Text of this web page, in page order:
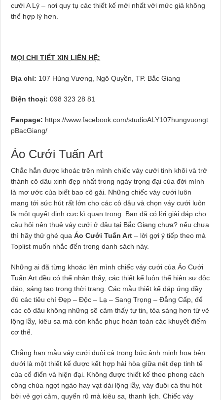
cưới A Lý – nơi quy tụ các thiết kế mới nhất với mức giá không
thể hợp lý hơn.
MỌI CHI TIẾT XIN LIÊN HỆ:
Địa chỉ: 107 Hùng Vương, Ngô Quyền, TP. Bắc Giang
Điện thoại:098 323 28 81
Fanpage: https://www.facebook.com/studioALY107hungvuongt
pBacGiang/
Áo Cưới Tuấn Art
Chắc hẳn được khoác trên mình chiếc váy cưới tinh khôi và trở
thành cô dâu xinh đẹp nhất trong ngày trọng đại của đời mình
là mơ ước của biết bao cô gái. Những chiếc váy cưới luôn
mang tới sức hút rất lớn cho các cô dâu và chọn váy cưới luôn
là một quyết định cực kì quan trọng. Bạn đã có lời giải đáp cho
câu hỏi nên thuê váy cưới ở đâu tại Bắc Giang chưa? nếu chưa
thì hãy thử ghé quaÁo Cưới Tuấn Art – lời gợi ý tiếp theo mà
Toplist muốn nhắc đến trong danh sách này.
Những ai đã từng khoác lên mình chiếc váy cưới của Áo Cưới
Tuấn Art đều có thể nhận thấy, các thiết kế luôn thể hiện sự độc
đáo, sáng tạo trong thời trang. Các mẫu thiết kế đáp ứng đầy
đủ các tiêu chí Đẹp – Độc – Lạ – Sang Trọng – Đẳng Cấp, để
các cô dâu không những sẽ cảm thấy tự tin, tỏa sáng hơn từ vẻ
lộng lẫy, kiêu sa mà còn khắc phục hoàn toàn các khuyết điểm
cơ thể.
Chẳng hạn mẫu váy cưới đuôi cá trong bức ảnh minh họa bên
dưới là một thiết kế được kết hợp hài hòa giữa nét đẹp tinh tế
của cổ điển và hiện đại. Không được thiết kế theo phong cách
công chúa ngọt ngào hay vạt dài lộng lẫy, váy đuôi cá thu hút
bởi vẻ gợi cảm, quyến rũ mà kiêu sa, thanh lịch. Chiếc váy